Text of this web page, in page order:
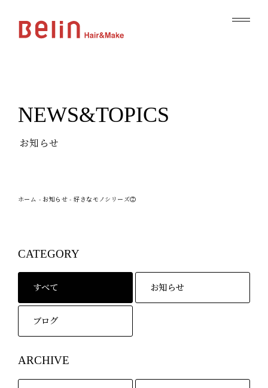
NEWS&TOPICS
お知らせ
ホーム - お知らせ -好きなモノシリーズ②
CATEGORY
すべて お知らせ
ブログ
ARCHIVE